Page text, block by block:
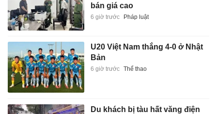
bán giá cao
6 giờ trước Pháp luật
U20 Việt Nam thắng 4-0 ở Nhật
Bản
6 giờ trước Thể thao
Du khách bị tàu hất văng điện